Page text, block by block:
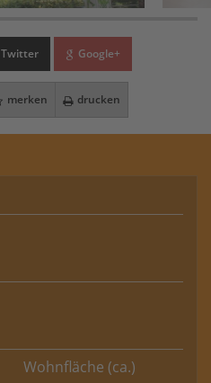
Twitter Google+
merken drucken
Wohnfläche (ca.)